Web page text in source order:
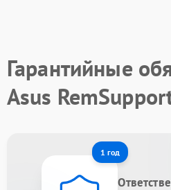
Гарантийные
Asus
1 год